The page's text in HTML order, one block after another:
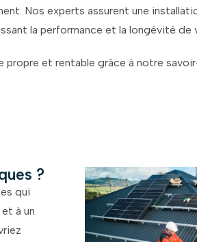
Nos experts assurent une
la performance et la longévité de
propre et rentable grâce à notre
?
qui
à un